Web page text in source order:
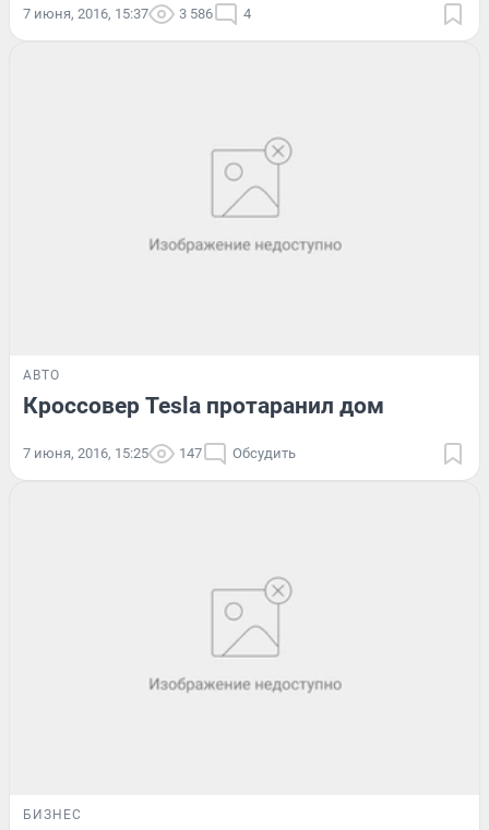
7 июня, 2016, 15:37 3 586 4
АВТО
Кроссовер Tesla протаранил дом
7 июня, 2016, 15:25 147 Обсудить
БИЗНЕС